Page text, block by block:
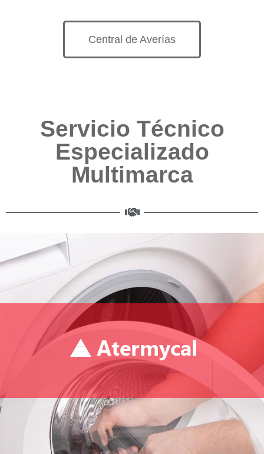
Central de Averías
Servicio Técnico
Especializado
Multimarca